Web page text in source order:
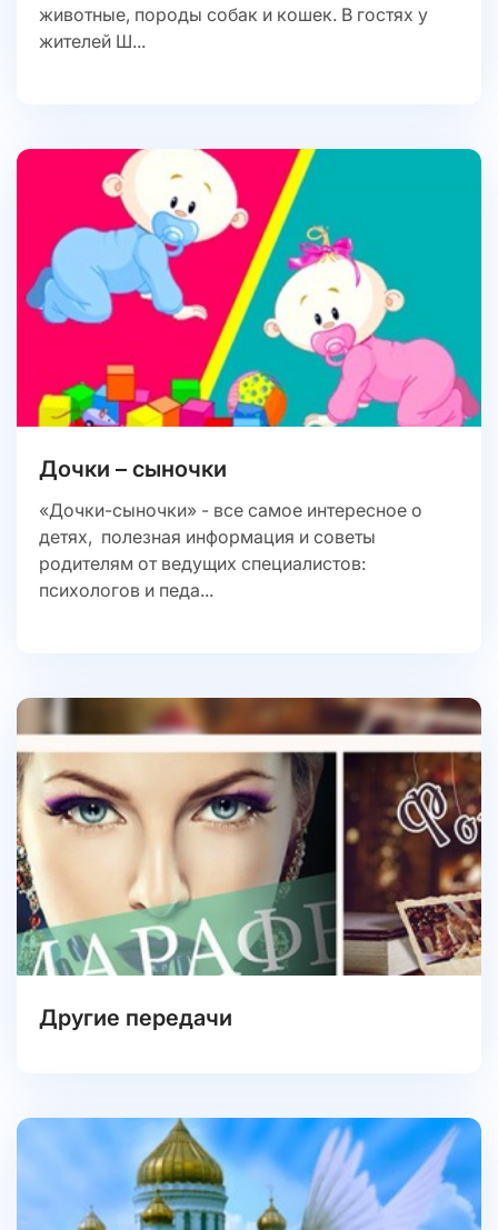
животные, породы собак и кошек. В гостях у
жителей Ш...
Дочки – сыночки
«Дочки-сыночки» - все самое интересное о
детях, полезная информация и советы
родителям от ведущих специалистов:
психологов и педа...
Другие передачи